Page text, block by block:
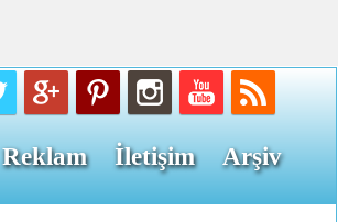
Reklam İletişim Arşiv